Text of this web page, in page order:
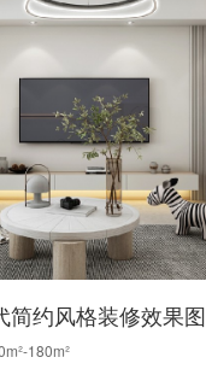
简约风格装修效果图
180m²